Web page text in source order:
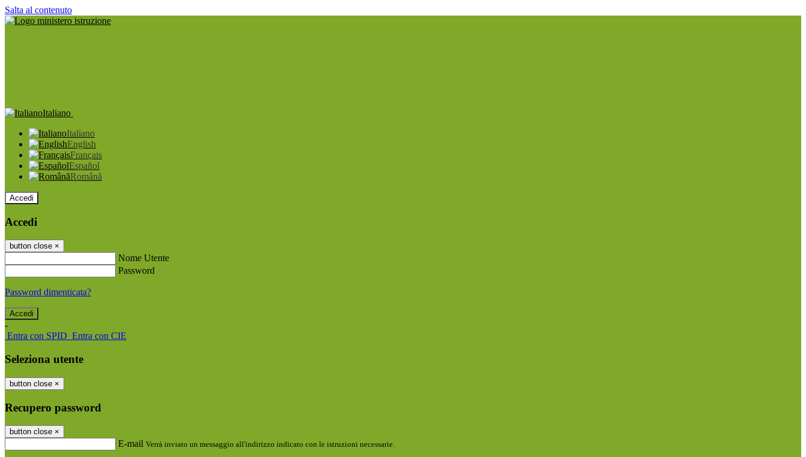
Salta al contenuto
Italiano
Italiano
English
Français
Español
Română
Accedi
Accedi
button close ×
Nome Utente
Password
Password dimenticata?
-
Entra con SPID Entra con CIE
Seleziona utente
button close ×
Recupero password
button close ×
E-mail Verrà inviato un messaggio all'indirizzo indicato con le istruzioni necessarie.